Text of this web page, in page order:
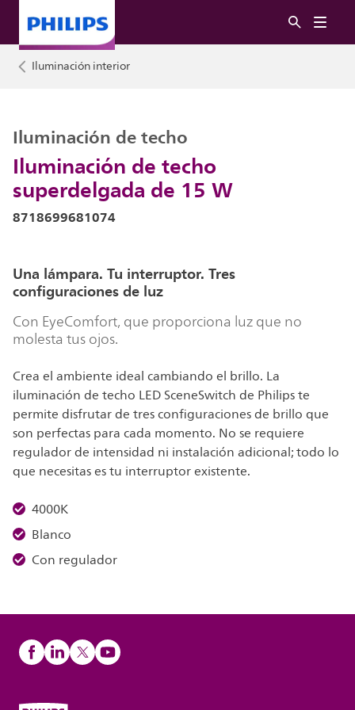
Iluminación interior
Iluminación de techo
superdelgada de 15 W
Iluminación de techo
8718699681074
Una lámpara. Tu interruptor. Tres
configuraciones de luz
Con EyeComfort, que proporciona luz que no
molesta tus ojos.
Crea el ambiente ideal cambiando el brillo. La
iluminación de techo LED SceneSwitch de Philips te
permite disfrutar de tres configuraciones de brillo que
son perfectas para cada momento. No se requiere
regulador de intensidad ni instalación adicional; todo lo
que necesitas es tu interruptor existente.
4000K
Blanco
Con regulador